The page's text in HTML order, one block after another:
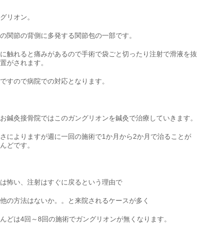
リオン。
関節の背側に多発する関節包の一部です。
触れると痛みがあるので手術で袋ごと切ったり注射で滑液を抜
がされます。
すので病院での対応となります。
鍼灸接骨院ではこのガングリオンを鍼灸で治療していきます。
によりますが週に一回の施術で1か月から2か月で治ることが
どです。
怖い、注射はすぐに戻るという理由で
の方法はないか。。と来院されるケースが多く
どは4回～8回の施術でガングリオンが無くなります。